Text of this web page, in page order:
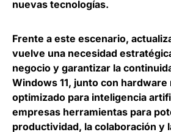
nuevas tecnologías.
Frente a este escenario,
vuelve una necesidad
negocio y garantizar la
Windows 11, junto con
optimizado para inteligencia
empresas herramientas para
productividad, la colaboración y